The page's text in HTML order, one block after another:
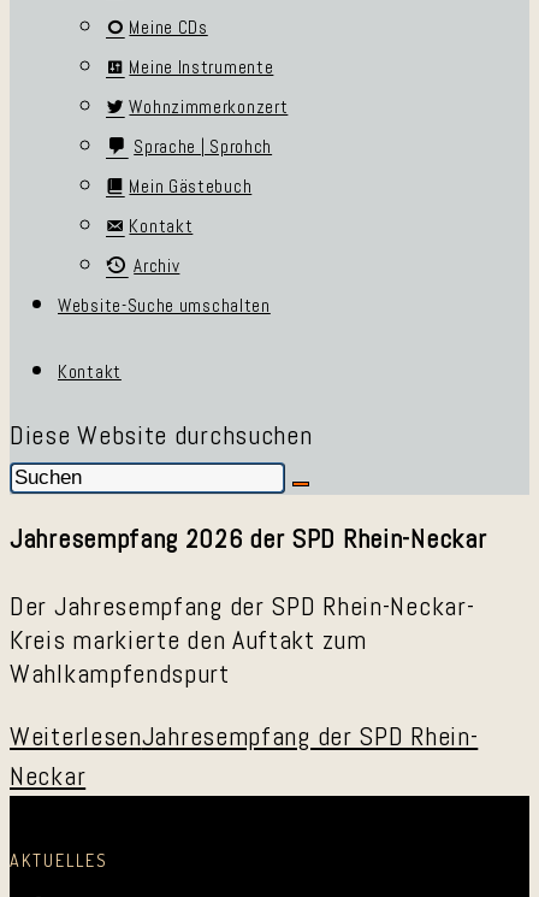
Meine CDs
Meine Instrumente
Wohnzimmerkonzert
Sprache | Sprohch
Mein Gästebuch
Kontakt
Archiv
Website-Suche umschalten
Kontakt
Diese Website durchsuchen
Jahresempfang 2026 der SPD Rhein-Neckar
Der Jahresempfang der SPD Rhein-Neckar-
Kreis markierte den Auftakt zum
Wahlkampfendspurt
WeiterlesenJahresempfang der SPD Rhein-
Neckar
AKTUELLES